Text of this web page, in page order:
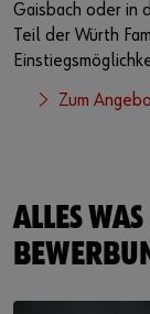
Gaisbach oder in
Teil der Würth
Zum
ALLES